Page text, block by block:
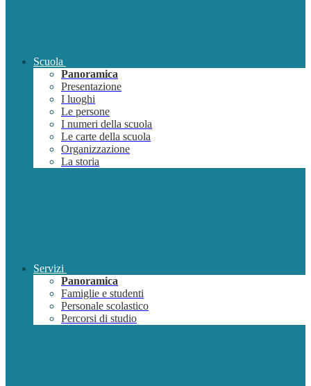
Scuola
Panoramica
Presentazione
I luoghi
Le persone
I numeri della scuola
Le carte della scuola
Organizzazione
La storia
Servizi
Panoramica
Famiglie e studenti
Personale scolastico
Percorsi di studio